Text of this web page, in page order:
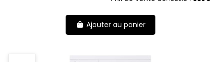
Ajouter au panier